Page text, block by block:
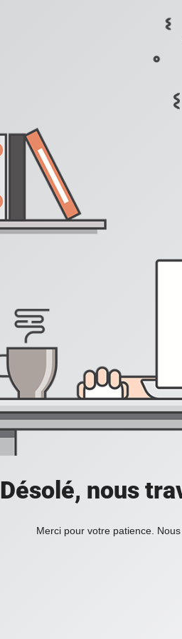
Désolé, nous
Merci pour votre patience.